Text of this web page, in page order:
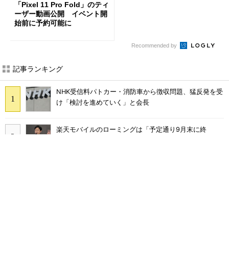
「Pixel 11 Pro Fold」のティ
ーザー動画公開 イベント開
始前に予約可能に
Recommended by
記事ランキング
NHK受信料パトカー・消防車から徴収問題、猛反発を受
け「検討を進めていく」と会長
楽天モバイルのローミングは「予定通り9月末に終